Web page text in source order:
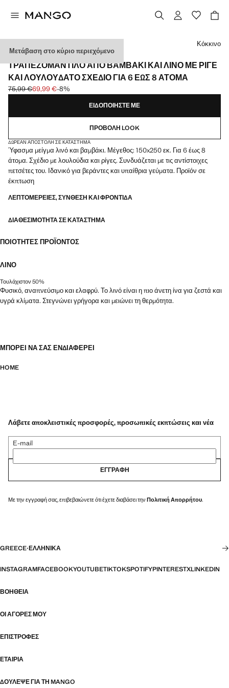
Μετάβαση στο κύριο περιεχόμενο
MADE IN SPAIN
ΤΡΑΠΕΖΟΜΆΝΤΙΛΟ ΑΠΌ ΒΑΜΒΆΚΙ ΚΑΙ ΛΙΝΌ ΜΕ ΡΙΓΈ
ΚΑΙ ΛΟΥΛΟΥΔΆΤΟ ΣΧΈΔΙΟ ΓΙΑ 6 ΈΩΣ 8 ΆΤΟΜΑ
Αρχική τιμή με διαγραφή [75,99 € ]
75,99 €
Ισχύουσα τιμή [69,99 € ]
69,99 €-8%
Διάλεξε χρώμα
Κόκκινο
ΕΙΔΟΠΟΙΉΣΤΕ ΜΕ
ΠΡΟΒΟΛΉ LOOK
ΔΩΡΕΆΝ ΑΠΟΣΤΟΛΉ ΣΕ ΚΑΤΆΣΤΗΜΑ
Ύφασμα μείγμα λινό και βαμβάκι. Μέγεθος: 150x250 εκ. Για 6 έως 8
άτομα. Σχέδιο με λουλούδια και ρίγες. Συνδυάζεται με τις αντίστοιχες
πετσέτες του. Ιδανικό για βεράντες και υπαίθρια γεύματα. Προϊόν σε
έκπτωση
ΛΕΠΤΟΜΈΡΕΙΕΣ, ΣΎΝΘΕΣΗ ΚΑΙ ΦΡΟΝΤΊΔΑ
ΔΙΑΘΕΣΙΜΌΤΗΤΑ ΣΕ ΚΑΤΆΣΤΗΜΑ
ΠΟΙΌΤΗΤΕΣ ΠΡΟΪΌΝΤΟΣ
ΛΙΝΌ
Τουλάχιστον 50%
Φυσικό, αναπνεύσιμο και ελαφρύ. Το λινό είναι η πιο άνετη ίνα για ζεστά και
υγρά κλίματα. Στεγνώνει γρήγορα και μειώνει τη θερμότητα.
ΜΠΟΡΕΊ ΝΑ ΣΑΣ ΕΝΔΙΑΦΈΡΕΙ
HOME
Λάβετε αποκλειστικές προσφορές, προσωπικές εκπτώσεις και νέα
E-mail
ΕΓΓΡΑΦΉ
Με την εγγραφή σας, επιβεβαιώνετε ότι έχετε διαβάσει την Πολιτική Απορρήτου.
GREECE·ΕΛΛΗΝΙΚΆ
INSTAGRAMFACEBOOKYOUTUBETIKTOKSPOTIFYPINTERESTXLINKEDIN
ΒΟΉΘΕΙΑ
ΟΙ ΑΓΟΡΈΣ ΜΟΥ
ΕΠΙΣΤΡΟΦΈΣ
ΕΤΑΙΡΊΑ
ΔΟΎΛΕΨΕ ΓΙΑ ΤΗ MANGO